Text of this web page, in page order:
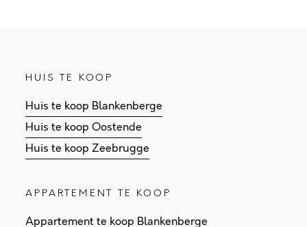
HUIS TE KOOP
Huis te koop Blankenberge
Huis te koop Oostende
Huis te koop Zeebrugge
APPARTEMENT TE KOOP
Appartement te koop Blankenberge